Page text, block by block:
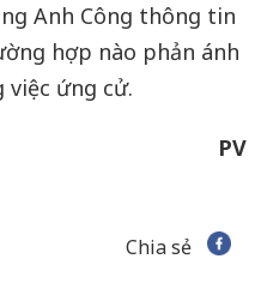
Anh Công thông tin
hợp nào phản ánh
ứng cử.
PV
Chia sẻ